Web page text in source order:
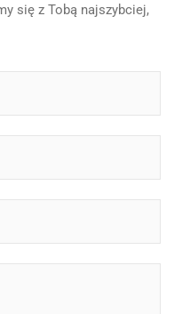
się z Tobą najszybciej,